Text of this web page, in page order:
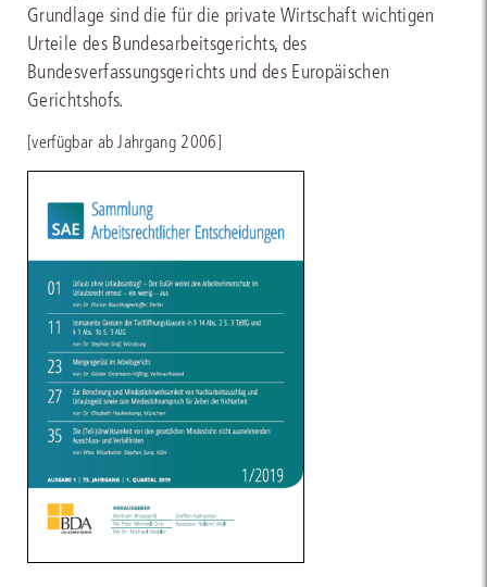
Grundlage sind die für die private Wirtschaft wichtigen
Urteile des Bundesarbeitsgerichts, des
Bundesverfassungsgerichts und des Europäischen
Gerichtshofs.
[verfügbar ab Jahrgang 2006]